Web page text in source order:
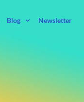
Blog Newsletter